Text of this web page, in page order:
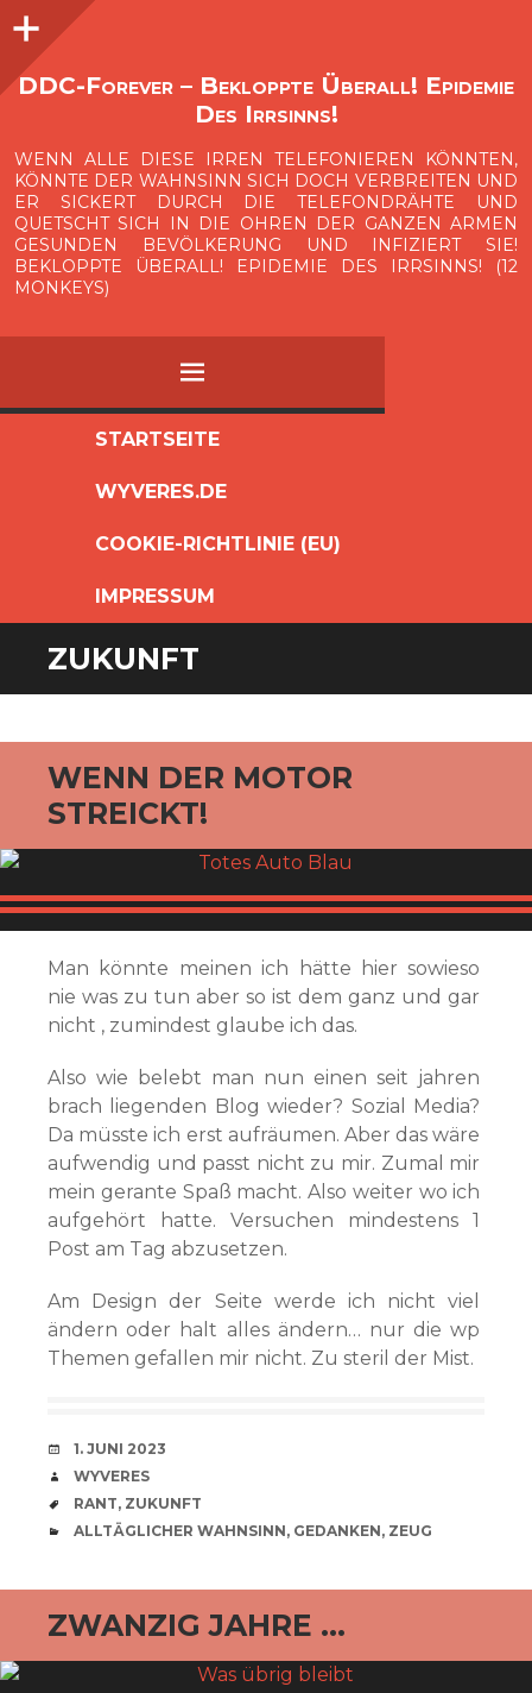
O
p
e
n
i
d
e
b
a
DDC-Forever – Bekloppte Überall! Epidemie
Des Irrsinns!
WENN ALLE DIESE IRREN TELEFONIEREN KÖNNTEN,
KÖNNTE DER WAHNSINN SICH DOCH VERBREITEN UND
ER SICKERT DURCH DIE TELEFONDRÄHTE UND
QUETSCHT SICH IN DIE OHREN DER GANZEN ARMEN
GESUNDEN BEVÖLKERUNG UND INFIZIERT SIE!
BEKLOPPTE ÜBERALL! EPIDEMIE DES IRRSINNS! (12
MONKEYS)
MENÜ
SPRINGEN
STARTSEITE
WYVERES.DE
COOKIE-RICHTLINIE (EU)
IMPRESSUM
Seitenleiste
ZUKUNFT
WENN DER MOTOR
STREICKT!
Man könnte meinen ich hätte hier sowieso
nie was zu tun aber so ist dem ganz und gar
nicht , zumindest glaube ich das.
Also wie belebt man nun einen seit jahren
brach liegenden Blog wieder? Sozial Media?
Da müsste ich erst aufräumen. Aber das wäre
aufwendig und passt nicht zu mir. Zumal mir
mein gerante Spaß macht. Also weiter wo ich
aufgehört hatte. Versuchen mindestens 1
Post am Tag abzusetzen.
Am Design der Seite werde ich nicht viel
ändern oder halt alles ändern… nur die wp
Themen gefallen mir nicht. Zu steril der Mist.
VERABREDUNG
1. JUNI 2023
VERFASSER
WYVERES
SCHLAGWÖRTER
RANT, ZUKUNFT
CATEGORIES
ALLTÄGLICHER WAHNSINN, GEDANKEN, ZEUG
ZWANZIG JAHRE …